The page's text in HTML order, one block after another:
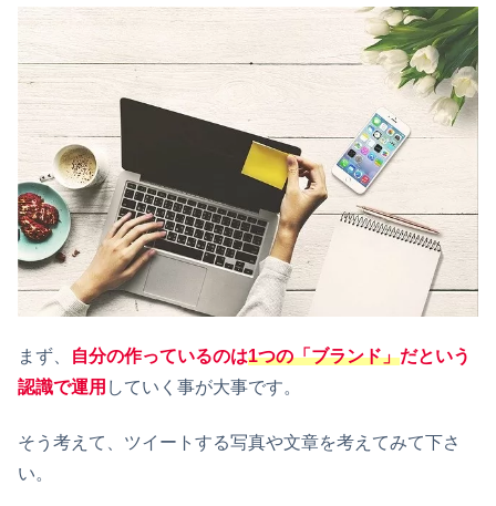
まず、 自分の作っているのは1つの「ブランド」だという
認識で運用 していく事が大事です。
そう考えて、ツイートする写真や文章を考えてみて下さ
い。